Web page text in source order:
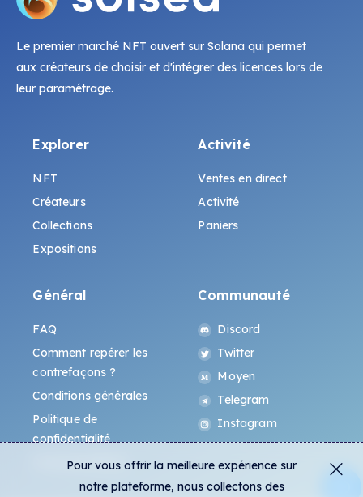
Le premier marché NFT ouvert sur Solana qui permet
aux créateurs de choisir et d'intégrer des licences lors de
leur paramétrage.
Explorer
NFT
Créateurs
Collections
Expositions
Activité
Ventes en direct
Activité
Paniers
Général
FAQ
Comment repérer les
contrefaçons ?
Conditions générales
Politique de
confidentialité
Protocole All-Art
Communauté
Discord
Twitter
Moyen
Telegram
Instagram
Pour vous offrir la meilleure expérience sur
notre plateforme, nous collectons des